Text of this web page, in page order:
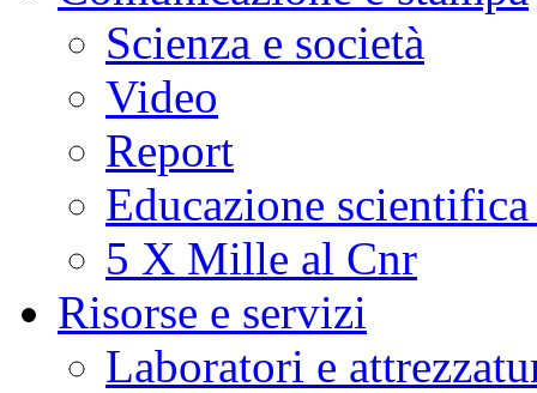
Scienza e società
Video
Report
Educazione
5 X Mille al Cnr
Risorse e servizi
Laboratori e